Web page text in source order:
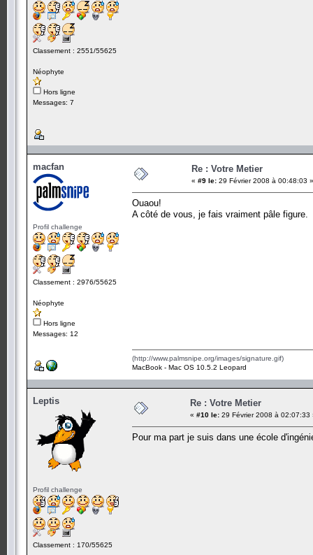
Classement : 2551/55625
Néophyte
Hors ligne
Messages: 7
macfan
Profil challenge
Classement : 2976/55625
Néophyte
Hors ligne
Messages: 12
Re : Votre Metier
« #9 le: 29 Février 2008 à 00:48:03 »
Ouaou!
A côté de vous, je fais vraiment pâle figure.
(http://www.palmsnipe.org/images/signature.gif)
MacBook - Mac OS 10.5.2 Leopard
Leptis
Profil challenge
Classement : 170/55625
Re : Votre Metier
« #10 le: 29 Février 2008 à 02:07:33
Pour ma part je suis dans une école